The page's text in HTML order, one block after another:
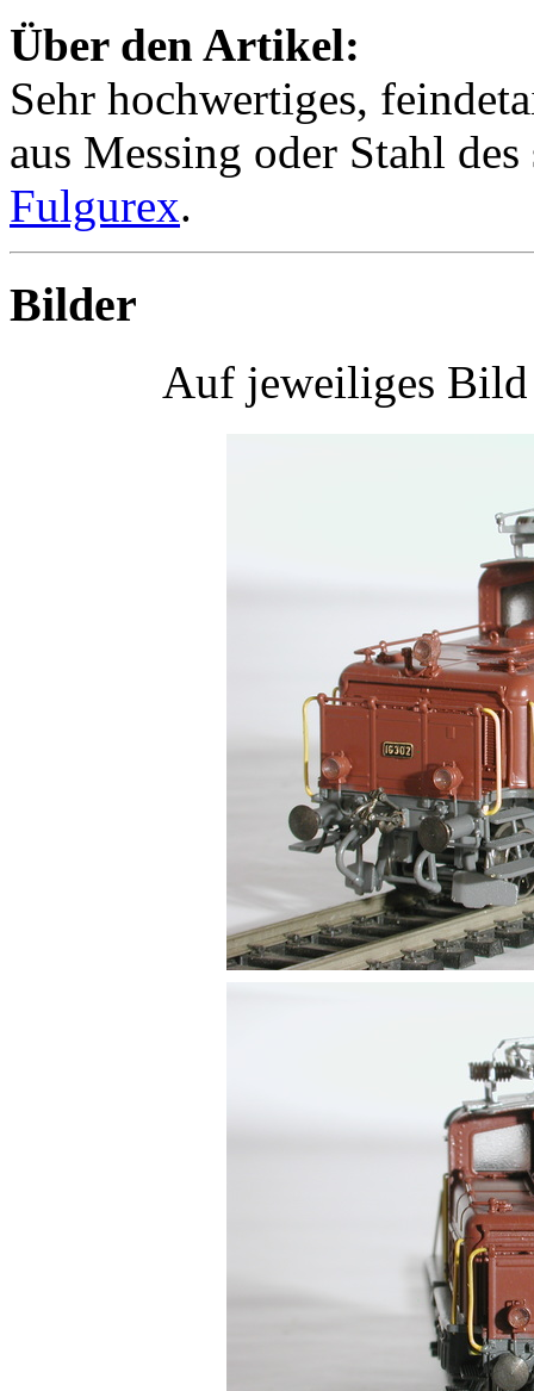
Über den Artikel:
Sehr hochwertiges,
aus Messing oder Stahl
Fulgurex.
Bilder
Auf jeweiliges